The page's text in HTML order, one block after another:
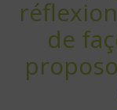
de